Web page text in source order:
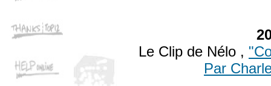
Le Clip de Nélo ,
Par